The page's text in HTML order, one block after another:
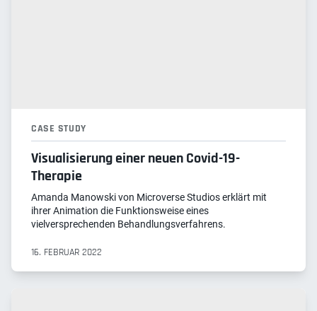
CASE STUDY
Visualisierung einer neuen Covid-19-
Therapie
Amanda Manowski von Microverse Studios erklärt mit
ihrer Animation die Funktionsweise eines
vielversprechenden Behandlungsverfahrens.
16. FEBRUAR 2022